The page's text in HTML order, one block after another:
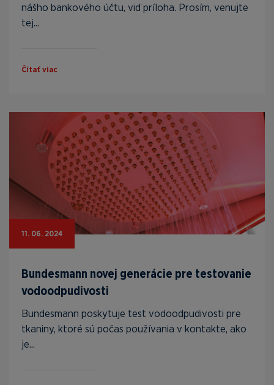
nášho bankového účtu, viď príloha. Prosím, venujte
tej...
Čítať viac
11. 06. 2024
Bundesmann novej generácie pre testovanie
vodoodpudivosti
Bundesmann poskytuje test vodoodpudivosti pre
tkaniny, ktoré sú počas používania v kontakte, ako
je...